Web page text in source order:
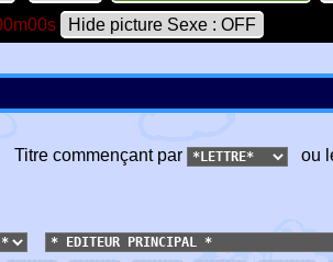
Hide picture Sexe : OFF
Titre commençant par ou